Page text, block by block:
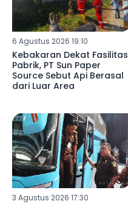
6 Agustus 2026 19:10
Kebakaran Dekat Fasilitas
Pabrik, PT Sun Paper
Source Sebut Api Berasal
dari Luar Area
3 Agustus 2026 17:30